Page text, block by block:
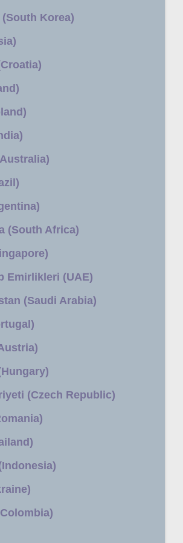
Korea)
(South Africa)
Emirlikleri (UAE)
(Saudi Arabia)
(Czech Republic)